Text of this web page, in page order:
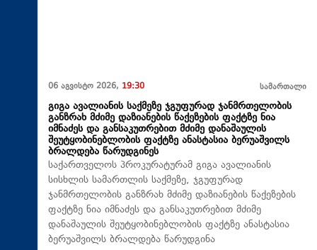
06 აგვისტო 2026, 19:30 სამართალი
გიგა ავალიანის საქმეზე ჯგუფურად ჯანმრთელობის
განზრახ მძიმე დაზიანების წაქეზების ფაქტზე ნია
იმნაძეს და განსაკუთრებით მძიმე დანაშაულის
შეუტყობინებლობის ფაქტზე ანასტასია ბერუაშვილს
ბრალდება წარუდგინეს
საქართველოს პროკურატურამ გიგა ავალიანის
სისხლის სამართლის საქმეზე, ჯგუფურად
ჯანმრთელობის განზრახ მძიმე დაზიანების წაქეზების
ფაქტზე ნია იმნაძეს და განსაკუთრებით მძიმე
დანაშაულის შეუტყობინებლობის ფაქტზე ანასტასია
ბერუაშვილს ბრალდება წარუდგინა